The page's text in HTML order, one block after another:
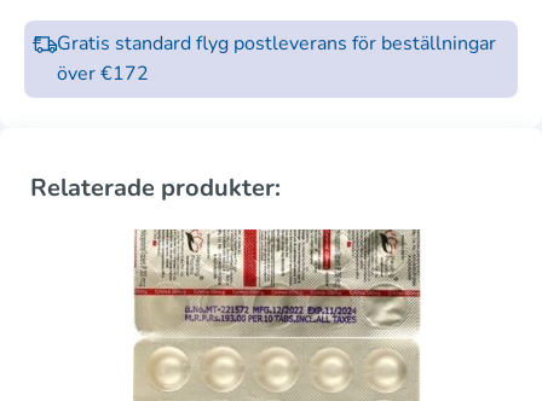
Gratis standard flyg postleverans för beställningar
över €172
Relaterade produkter: